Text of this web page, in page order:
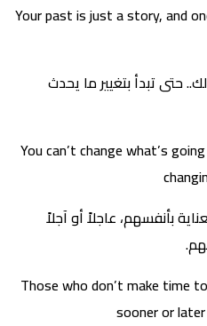
Your past is just a story, and
حتى تبدأ بتغيير ما يحدث
You can’t change what’s
بأنفسهم، عاجلاً أو آجلاً
Those who don’t make time
sooner or